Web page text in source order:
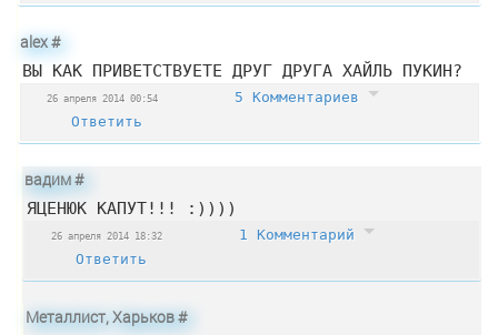
alex#
ВЫ КАК ПРИВЕТСТВУЕТЕ ДРУГ ДРУГА ХАЙЛЬ ПУКИН?
26 апреля 2014 00:54
5 Комментариев
Ответить
вадим#
ЯЦЕНЮК КАПУТ!!! :))))
26 апреля 2014 18:32
1 Комментарий
Ответить
Металлист, Харьков#